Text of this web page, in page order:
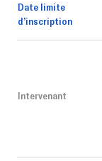
Date limite
d’inscription
Intervenant